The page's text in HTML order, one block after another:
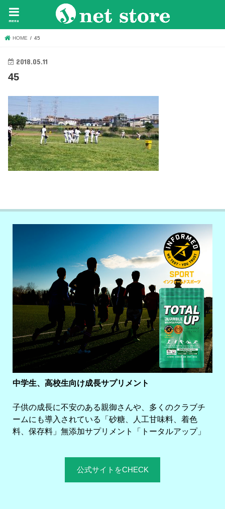
menu
HOME 45
2018.05.11
45
中学生、高校生向け成長サプリメント
子供の成長に不安のある親御さんや、多くのクラブチ
ームにも導入されている「砂糖、人工甘味料、着色
料、保存料」無添加サプリメント「トータルアップ」
公式サイトをCHECK